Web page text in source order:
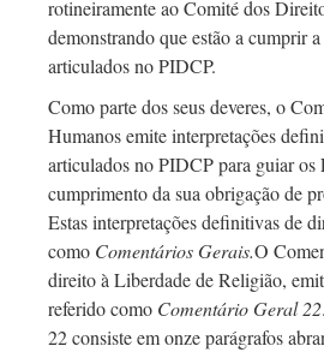
rotineiramente ao Comité dos
demonstrando que estão a cumprir
articulados no PIDCP.
Como parte dos seus deveres, o
Humanos emite interpretações
articulados no PIDCP para guiar os
cumprimento da sua obrigação de
Estas interpretações definitivas de
como Comentários Gerais.O
direito à Liberdade de Religião,
referido como Comentário Geral 22
22 consiste em onze parágrafos